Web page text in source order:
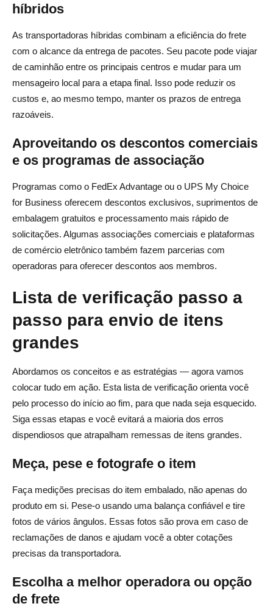
híbridos
As transportadoras híbridas combinam a eficiência do frete
com o alcance da entrega de pacotes. Seu pacote pode viajar
de caminhão entre os principais centros e mudar para um
mensageiro local para a etapa final. Isso pode reduzir os
custos e, ao mesmo tempo, manter os prazos de entrega
razoáveis.
Aproveitando os descontos comerciais
e os programas de associação
Programas como o FedEx Advantage ou o UPS My Choice
for Business oferecem descontos exclusivos, suprimentos de
embalagem gratuitos e processamento mais rápido de
solicitações. Algumas associações comerciais e plataformas
de comércio eletrônico também fazem parcerias com
operadoras para oferecer descontos aos membros.
Lista de verificação passo a
passo para envio de itens
grandes
Abordamos os conceitos e as estratégias — agora vamos
colocar tudo em ação. Esta lista de verificação orienta você
pelo processo do início ao fim, para que nada seja esquecido.
Siga essas etapas e você evitará a maioria dos erros
dispendiosos que atrapalham remessas de itens grandes.
Meça, pese e fotografe o item
Faça medições precisas do item embalado, não apenas do
produto em si. Pese-o usando uma balança confiável e tire
fotos de vários ângulos. Essas fotos são prova em caso de
reclamações de danos e ajudam você a obter cotações
precisas da transportadora.
Escolha a melhor operadora ou opção
de frete